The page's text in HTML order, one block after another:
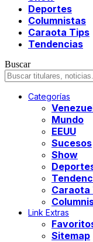
Deportes
Columnistas
Caraota Tips
Tendencias
Buscar
Categorías
Mundo
EEUU
Sucesos
Show
Caraota
Link Extras
Sitemap